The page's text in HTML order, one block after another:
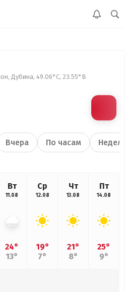
Дубина, 49.06°С, 23.55°В
Вчера По часам
Вт
11.08
24°
13°
Ср
12.08
19°
7°
Чт
13.08
21°
8°
Пт
14.08
25°
9°